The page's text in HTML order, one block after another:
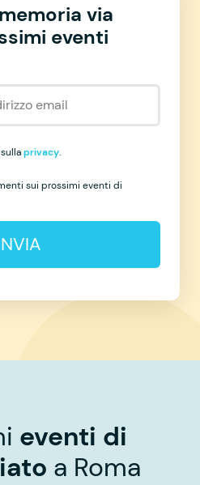
via
eventi
privacy.
sui prossimi eventi di
eventi di
a Roma